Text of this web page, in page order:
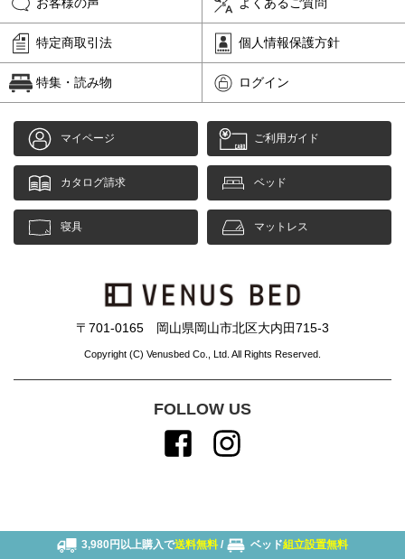
お客様の声 よくあるご質問
特定商取引法 個人情報保護方針
特集・読み物 ログイン
マイページ ご利用ガイド
カタログ請求 ベッド
寝具 マットレス
〒701-0165 岡山県岡山市北区大内田715-3
Copyright (C) Venusbed Co., Ltd. All Rights Reserved.
FOLLOW US
3,980円以上購入で送料無料 / ベッド組立設置無料